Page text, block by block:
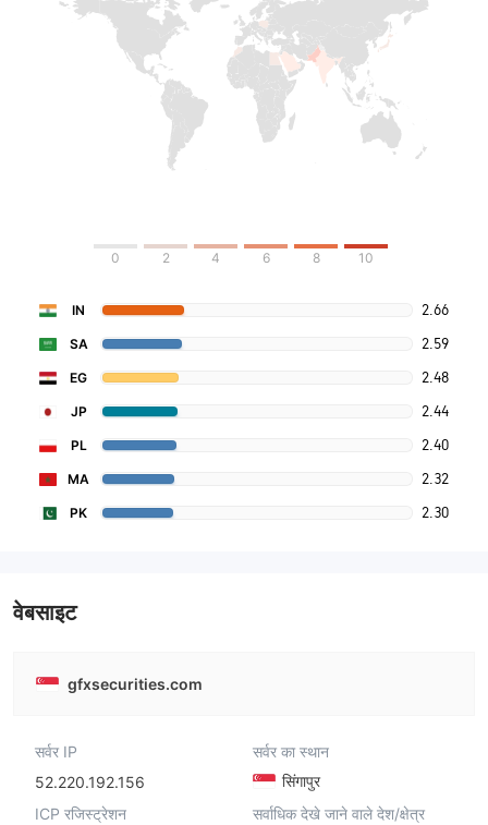
0 2 4 6 8 10
IN 2.66
SA 2.59
EG 2.48
JP 2.44
PL 2.40
MA 2.32
PK 2.30
वेबसाइट
gfxsecurities.com
सर्वर IP
52.220.192.156
सर्वर का स्थान
सिंगापुर
ICP रजिस्ट्रेशन
सर्वाधिक देखे जाने वाले देश/क्षेत्र